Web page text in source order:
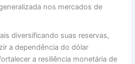
nos mercados de
diversificando suas reservas,
a dependência do dólar
a resiliência monetária de